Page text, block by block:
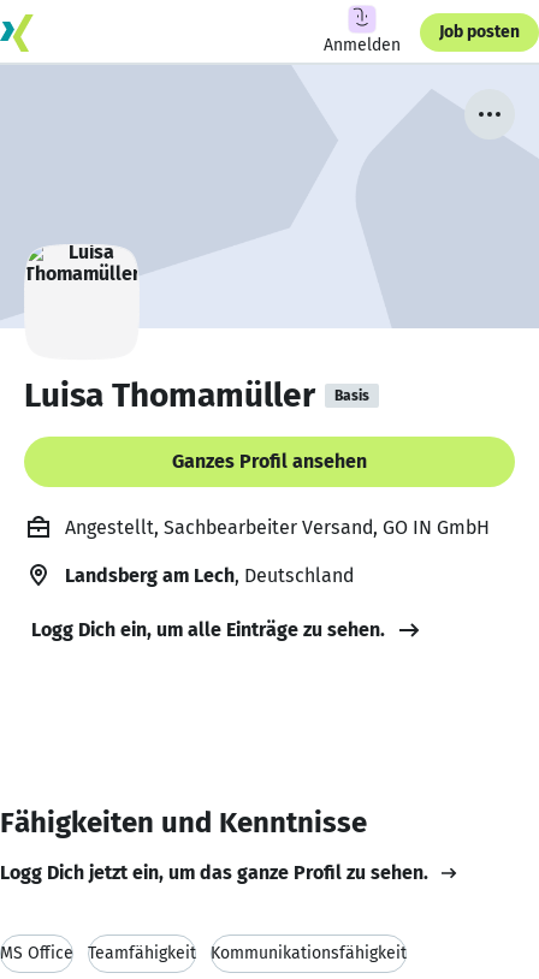
Anmelden
Job posten
Luisa Thomamüller Basis
Ganzes Profil ansehen
Angestellt, Sachbearbeiter Versand, GO IN GmbH
Landsberg am Lech, Deutschland
Logg Dich ein, um alle Einträge zu sehen.
Fähigkeiten und Kenntnisse
Logg Dich jetzt ein, um das ganze Profil zu sehen.
MS Office Teamfähigkeit Kommunikationsfähigkeit